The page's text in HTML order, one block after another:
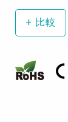
+ 比較